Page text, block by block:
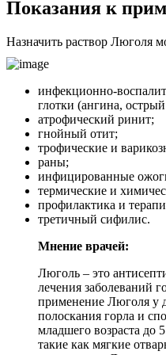
Показания к
Назначить раствор Люголя
инфекционно-
глотки (ангина,
атрофический ринит;
гнойный отит;
трофические и
раны;
инфицированные
термические и
профилактика и
третичный сифилис.
Мнение врачей:
Люголь – это
лечения заболеваний
применение Люголя у
полоскания горла и
младшего возраста до
такие как мягкие